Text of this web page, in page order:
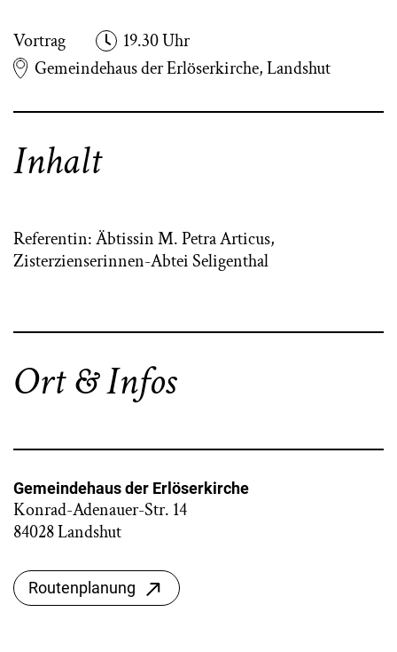
Vortrag
19.30 Uhr
Gemeindehaus der Erlöserkirche, Landshut
Inhalt
Referentin: Äbtissin M. Petra Articus,
Zisterzienserinnen-Abtei Seligenthal
Ort & Infos
Gemeindehaus der Erlöserkirche
Konrad-Adenauer-Str. 14
84028 Landshut
Routenplanung